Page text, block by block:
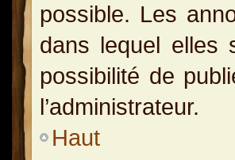
possible. Les
dans lequel elles
possibilité de
l’administrateur.
Haut